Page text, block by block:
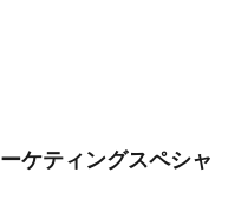
ケティングスペシャ